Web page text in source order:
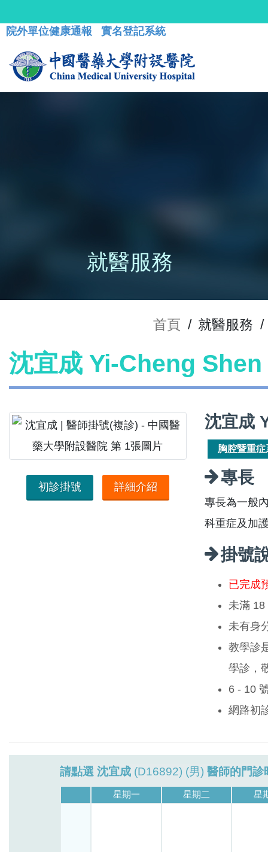
院外單位健康通報 實名登記系統
就醫服務
首頁 / 就醫服務 /
沈宜成 Yi-Cheng
初診掛號 詳細介紹
沈宜成
胸腔暨重症
專長
專長為一般
科重症及加
掛號
已完成
未滿 18
未有身
教學診
學診，
6 - 10
網路初